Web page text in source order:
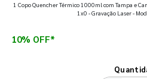
que fazem toda diferença para
1 Copo Quencher Térmico 1000ml com Tampa e
1x0 - Gravação Laser -
10% OFF*